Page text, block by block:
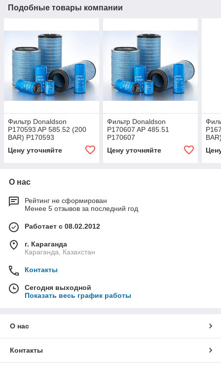
Подобные товары компании
Фильтр Donaldson
P170593 AP 585.52 (200
BAR) P170593
Цену уточняйте
Фильтр Donaldson
P170607 AP 485.51
P170607
Цену уточняйте
О нас
Рейтинг не сформирован
Менее 5 отзывов за последний год
Работает с 08.02.2012
г. Караганда
Караганда, Казахстан
Контакты
Сегодня выходной
Показать весь график работы
О нас
Контакты